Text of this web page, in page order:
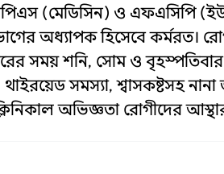
(মেডিসিন) ও এফএসিপি
অধ্যাপক হিসেবে কর্মরত।
সময় শনি, সোম ও
থাইরয়েড সমস্যা, শ্বাসকষ্টসহ
অভিজ্ঞতা রোগীদের